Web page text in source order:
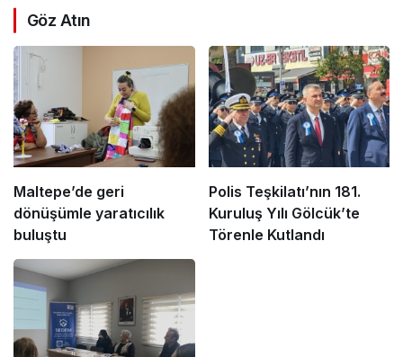
Göz Atın
Maltepe’de geri
dönüşümle yaratıcılık
buluştu
Polis Teşkilatı’nın 181.
Kuruluş Yılı Gölcük’te
Törenle Kutlandı